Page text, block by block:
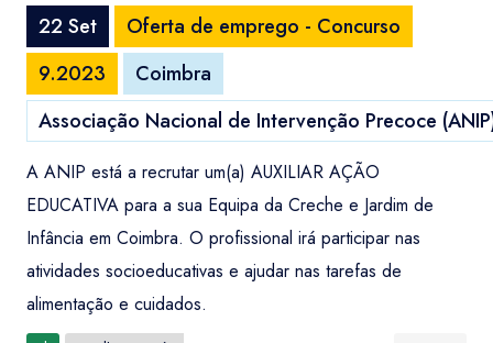
22 Set
Oferta de emprego - Concurso
9.2023
Coimbra
Associação Nacional de Intervenção Precoce
A ANIP está a recrutar um(a) AUXILIAR AÇÃO
EDUCATIVA para a sua Equipa da Creche e Jardim de
Infância em Coimbra. O profissional irá participar nas
atividades socioeducativas e ajudar nas tarefas de
alimentação e cuidados.